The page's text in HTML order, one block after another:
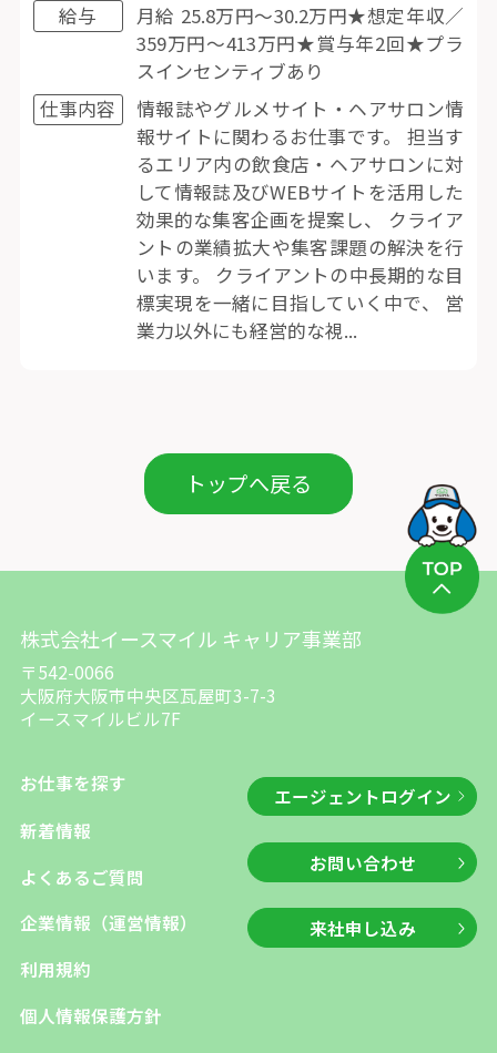
給与
月給 25.8万円〜30.2万円★想定年収／
359万円〜413万円★賞与年2回★プラ
スインセンティブあり
仕事内容
情報誌やグルメサイト・ヘアサロン情
報サイトに関わるお仕事です。 担当す
るエリア内の飲食店・ヘアサロンに対
して情報誌及びWEBサイトを活用した
効果的な集客企画を提案し、 クライア
ントの業績拡大や集客課題の解決を行
います。 クライアントの中長期的な目
標実現を一緒に目指していく中で、 営
業力以外にも経営的な視...
トップへ戻る
株式会社イースマイル キャリア事業部
〒542-0066
大阪府大阪市中央区瓦屋町3-7-3
イースマイルビル7F
お仕事を探す
新着情報
よくあるご質問
企業情報（運営情報）
利用規約
個人情報保護方針
エージェントログイン
お問い合わせ
来社申し込み